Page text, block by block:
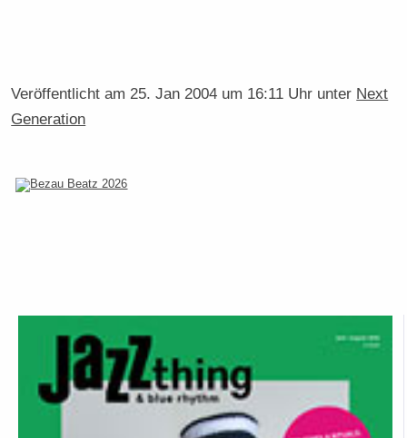
Veröffentlicht am 25. Jan 2004 um 16:11 Uhr unter Next
Generation